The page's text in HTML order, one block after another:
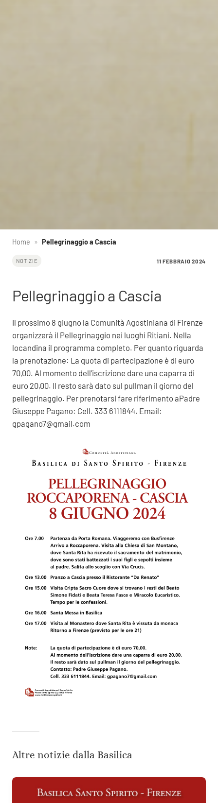
Home » Pellegrinaggio a Cascia
NOTIZIE 11 FEBBRAIO 2024
Pellegrinaggio a Cascia
Il prossimo 8 giugno la Comunità Agostiniana di Firenze
organizzerà il Pellegrinaggio nei luoghi Ritiani. Nella
locandina il programma completo. Per quanto riguarda
la prenotazione: La quota di partecipazione è di euro
70,00. Al momento dell’iscrizione dare una caparra di
euro 20,00. Il resto sarà dato sul pullman il giorno del
pellegrinaggio. Per prenotarsi fare riferimento aPadre
Giuseppe Pagano: Cell. 333 6111844. Email:
gpagano7@gmail.com
Altre notizie dalla Basilica